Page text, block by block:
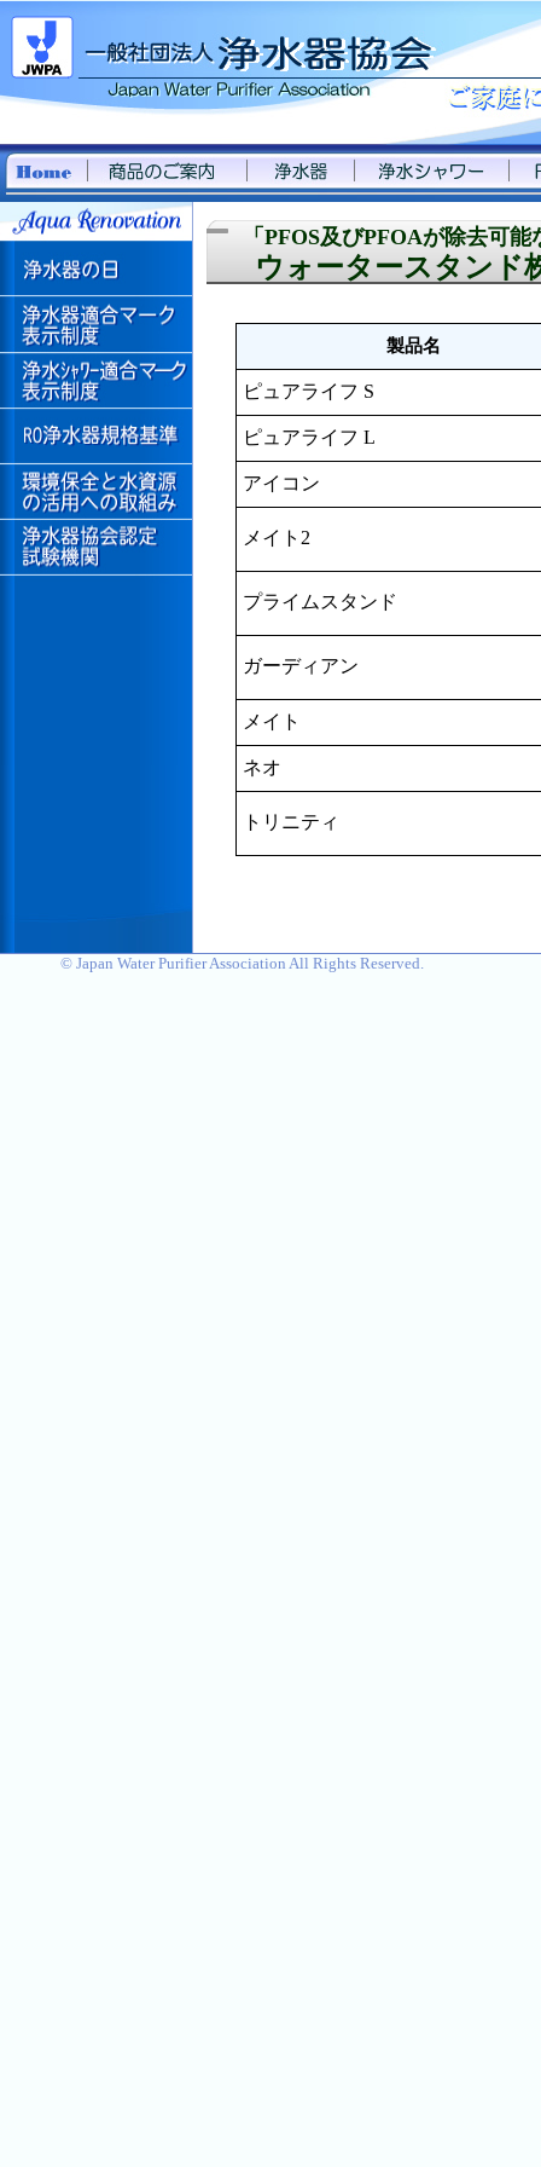
「PFOS及びPFOAが除去可
ウォータースタンド
製品名
ピュアライフ S
ピュアライフ L
アイコン
メイト2
プライムスタンド
ガーディアン
メイト
ネオ
トリニティ
© Japan Water Purifier Association All Rights Reserved.